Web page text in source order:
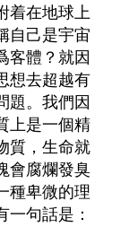
着在地球上
自己是宇宙
客體？就因
想去超越有
題。我們因
上是一個精
質，生命就
會腐爛發臭
種卑微的理
句話是：